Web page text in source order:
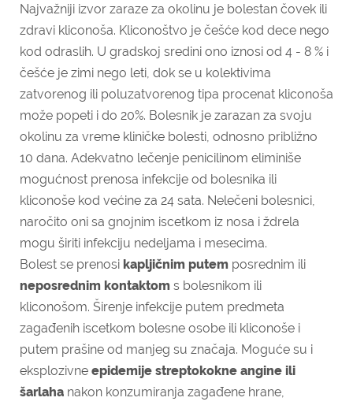
Najvažniji izvor zaraze za okolinu je bolestan čovek ili
zdravi kliconoša. Kliconoštvo je češće kod dece nego
kod odraslih. U gradskoj sredini ono iznosi od 4 - 8 % i
češće je zimi nego leti, dok se u kolektivima
zatvorenog ili poluzatvorenog tipa procenat kliconoša
može popeti i do 20%. Bolesnik je zarazan za svoju
okolinu za vreme kliničke bolesti, odnosno približno
10 dana. Adekvatno lečenje penicilinom eliminiše
mogućnost prenosa infekcije od bolesnika ili
kliconoše kod većine za 24 sata. Nelečeni bolesnici,
naročito oni sa gnojnim iscetkom iz nosa i ždrela
mogu širiti infekciju nedeljama i mesecima.
Bolest se prenosi kapljičnim putem posrednim ili
neposrednim kontaktom s bolesnikom ili
kliconošom. Širenje infekcije putem predmeta
zagađenih iscetkom bolesne osobe ili kliconoše i
putem prašine od manjeg su značaja. Moguće su i
eksplozivne epidemije streptokokne angine ili
šarlaha nakon konzumiranja zagađene hrane,